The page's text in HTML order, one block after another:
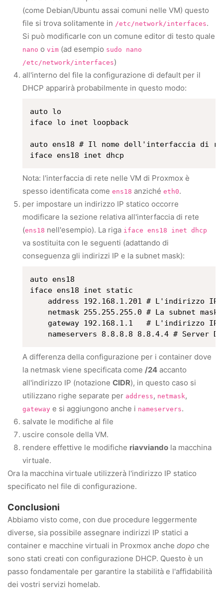
(come Debian/Ubuntu assai comuni nelle VM) questo
file si trova solitamente in /etc/network/interfaces.
Si può modificarle con un comune editor di testo quale
nano o vim (ad esempio sudo nano
/etc/network/interfaces)
all'interno del file la configurazione di default per il
DHCP apparirà probabilmente in questo modo:
auto lo
iface lo inet loopback
auto ens18 # Il nome dell'interfaccia di
Nota: l'interfaccia di rete nelle VM di Proxmox è
spesso identificata come ens18 anziché eth0.
per impostare un indirizzo IP statico occorre
modificare la sezione relativa all'interfaccia di rete
(ens18 nell'esempio). La riga iface ens18 inet dhcp
va sostituita con le seguenti (adattando di
conseguenza gli indirizzi IP e la subnet mask):
auto ens18
iface ens18 inet static
address 192.168.1.201 # L'indirizzo IP
netmask 255.255.255.0 # La subnet mask
gateway 192.168.1.1   # L'indirizzo IP
A differenza della configurazione per i container dove
la netmask viene specificata come /24 accanto
all'indirizzo IP (notazione CIDR), in questo caso si
utilizzano righe separate per address, netmask,
gateway e si aggiungono anche i nameservers.
salvate le modifiche al file
uscire console della VM.
rendere effettive le modifiche riavviando la macchina
virtuale.
Ora la macchina virtuale utilizzerà l'indirizzo IP statico
specificato nel file di configurazione.
Conclusioni
Abbiamo visto come, con due procedure leggermente
diverse, sia possibile assegnare indirizzi IP statici a
container e macchine virtuali in Proxmox anche dopo che
sono stati creati con configurazione DHCP. Questo è un
passo fondamentale per garantire la stabilità e l'affidabilità
dei vostri servizi homelab.